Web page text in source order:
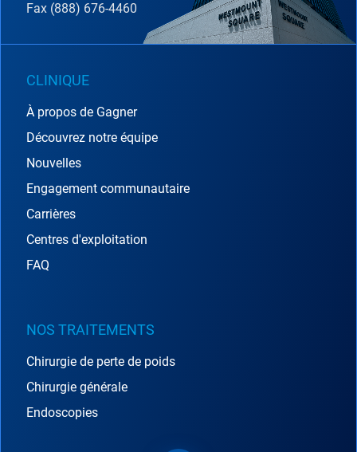
Fax (888) 676-4460
CLINIQUE
À propos de Gagner
Découvrez notre équipe
Nouvelles
Engagement communautaire
Carrières
Centres d'exploitation
FAQ
NOS TRAITEMENTS
Chirurgie de perte de poids
Chirurgie générale
Endoscopies